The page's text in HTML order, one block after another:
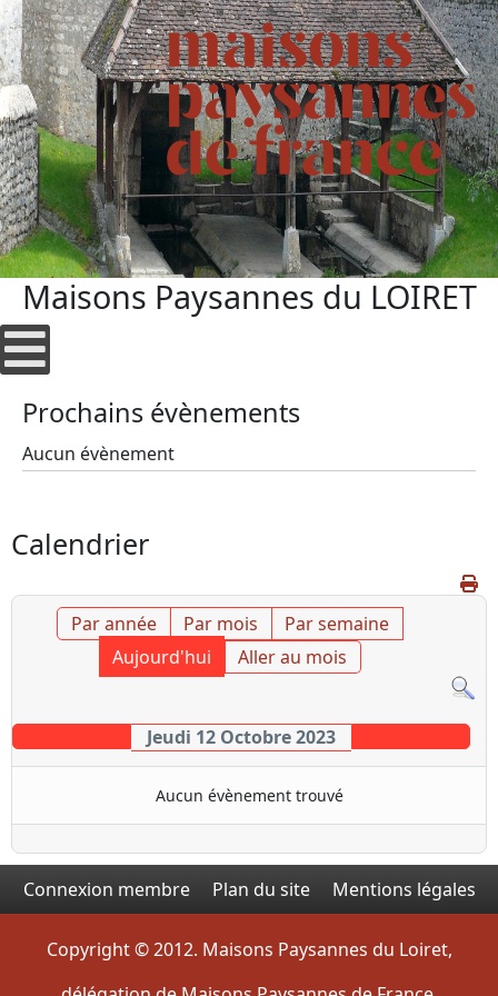
Maisons Paysannes du LOIRET
Prochains évènements
Aucun évènement
Calendrier
Par année Par mois
Par semaine
Aujourd'hui
Aller au mois
Jeudi 12 Octobre 2023
Aucun évènement trouvé
Connexion membre Plan du site Mentions légales
Copyright © 2012. Maisons Paysannes du Loiret,